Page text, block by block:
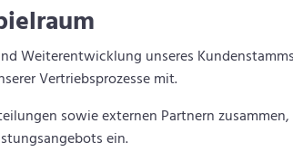
Weiterentwicklung unseres
Vertriebsprozesse mit.
sowie externen Partnern
ein.